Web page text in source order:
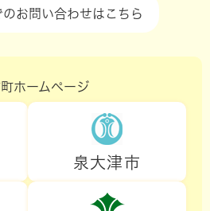
のお問い合わせはこちら
ホームページ
泉大津市